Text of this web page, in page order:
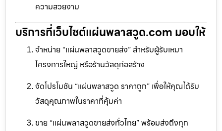
ความสวยงาม
บริการที่เว็บไซต์แผ่นพลาสวูด.com มอบให้
จำหน่าย “แผ่นพลาสวูดขายส่ง” สำหรับผู้รับเหมา
โครงการใหญ่ หรือร้านวัสดุก่อสร้าง
จัดโปรโมชัน “แผ่นพลาสวูด ราคาถูก” เพื่อให้คุณได้รับ
วัสดุคุณภาพในราคาที่คุ้มค่า
ขาย “แผ่นพลาสวูดขายส่งทั่วไทย” พร้อมส่งถึงทุก